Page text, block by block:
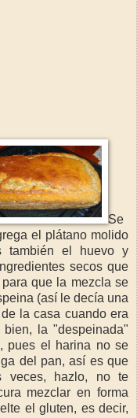
Se
el plátano molido
también el huevo y
secos que
que la mezcla se
(así le decía una
la casa cuando era
la "despeinada"
pues el harina no se
del pan, así es que
veces, hazlo, no te
mezclar en forma
el gluten, es decir,